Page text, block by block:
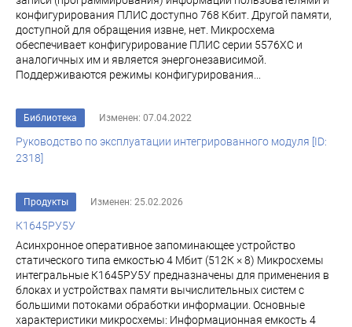
конфигурирования ПЛИС доступно 768 Кбит. Другой памяти,
доступной для обращения извне, нет. Микросхема
обеспечивает конфигурирование ПЛИС серии 5576ХС и
аналогичных им и является энергонезависимой.
Поддерживаются режимы конфигурирования...
Библиотека Изменен: 07.04.2022
Руководство по эксплуатации интегрированного модуля [ID:
2318]
Продукты Изменен: 25.02.2026
К1645РУ5У
Асинхронное оперативное запоминающее устройство
статического типа емкостью 4 Мбит (512К × 8) Микросхемы
интегральные К1645РУ5У предназначены для применения в
блоках и устройствах памяти вычислительных систем с
большими потоками обработки информации. Основные
характеристики микросхемы: Информационная емкость 4